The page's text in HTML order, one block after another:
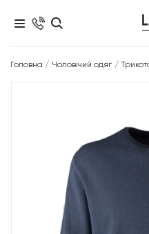
Головна / Чоловічий одяг /